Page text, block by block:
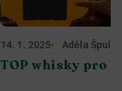
14. 1. 2025 Adéla
TOP whisky pro